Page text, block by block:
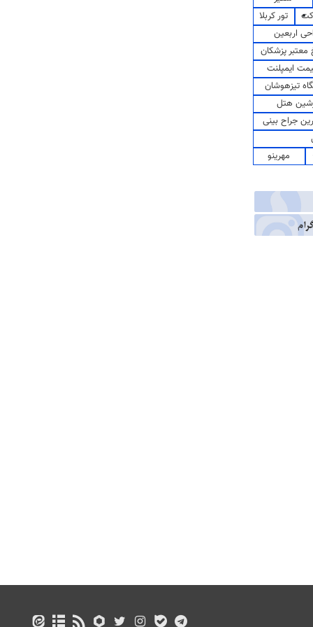
تور کربلا
اربعین
پزشکان
ایمپلنت
تیزهوشان
هتل
جراح بینی
مهرینو